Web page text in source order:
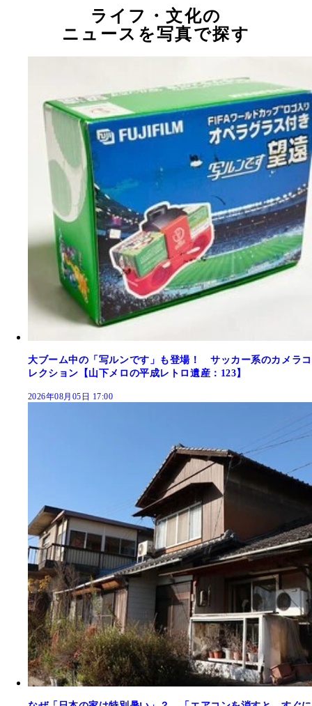
ライフ・文化の
ニュースを写真で探す
大ブーム中の「写ルンです」も登場！ サッカー系のカメラコ
レクション【山下メロの平成レトロ遺産：123】
2026年08月05日 17:00